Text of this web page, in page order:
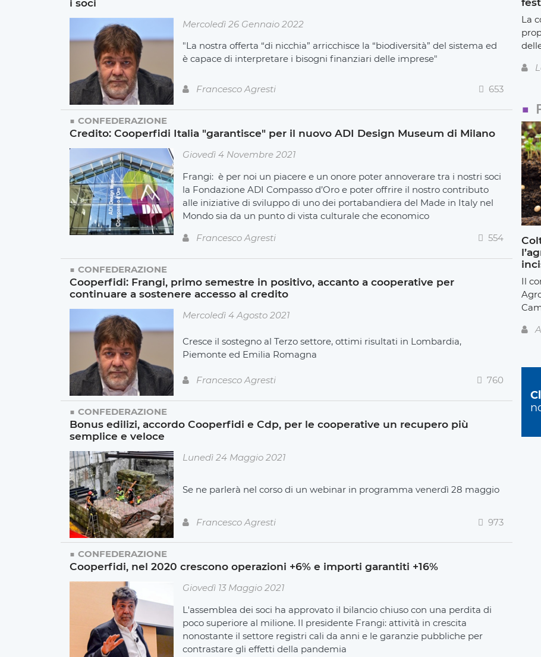
i soci
Mercoledì 26 Gennaio 2022
"La nostra offerta “di nicchia” arricchisce la “biodiversità” del sistema ed
è capace di interpretare i bisogni finanziari delle imprese"
Francesco Agresti 653
CONFEDERAZIONE
Credito: Cooperfidi Italia "garantisce" per il nuovo ADI Design Museum di Milano
Giovedì 4 Novembre 2021
Frangi: è per noi un piacere e un onore poter annoverare tra i nostri soci
la Fondazione ADI Compasso d’Oro e poter offrire il nostro contributo
alle iniziative di sviluppo di uno dei portabandiera del Made in Italy nel
Mondo sia da un punto di vista culturale che economico
Francesco Agresti
554
CONFEDERAZIONE
Cooperfidi: Frangi, primo semestre in positivo, accanto a cooperative per
continuare a sostenere accesso al credito
Mercoledì 4 Agosto 2021
Cresce il sostegno al Terzo settore, ottimi risultati in Lombardia,
Piemonte ed Emilia Romagna
Francesco Agresti 760
CONFEDERAZIONE
Bonus edilizi, accordo Cooperfidi e Cdp, per le cooperative un recupero più
semplice e veloce
Lunedì 24 Maggio 2021
Se ne parlerà nel corso di un webinar in programma venerdì 28 maggio
Francesco Agresti 973
CONFEDERAZIONE
Cooperfidi, nel 2020 crescono operazioni +6% e importi garantiti +16%
Giovedì 13 Maggio 2021
L'assemblea dei soci ha approvato il bilancio chiuso con una perdita di
poco superiore al milione. Il presidente Frangi: attività in crescita
nonostante il settore registri cali da anni e le garanzie pubbliche per
contrastare gli effetti della pandemia
La
Il